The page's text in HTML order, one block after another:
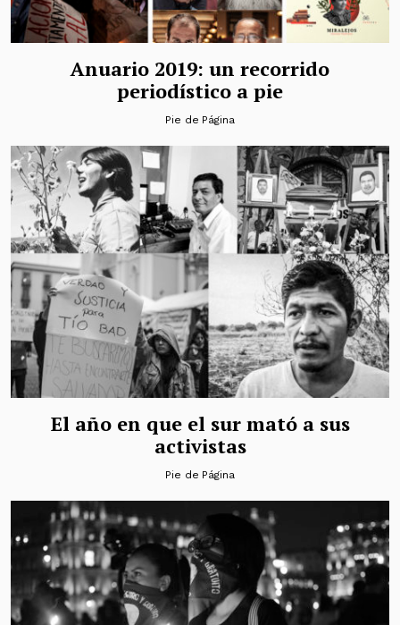
Anuario 2019: un recorrido
periodístico a pie
Pie de Página
El año en que el sur mató a sus
activistas
Pie de Página